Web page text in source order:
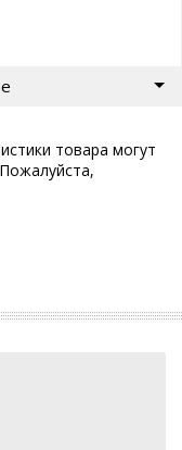
товара могут